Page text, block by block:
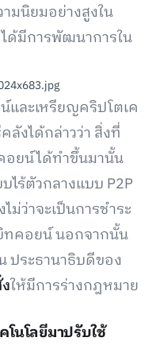
มนิยมอย่างสูงใน
ด้มีการพัฒนาการใน
ละเหรียญคริปโตเค
งได้กล่าวว่า สิ่งที่
อยน์ได้ทำขึ้นมานั้น
ไร้ตัวกลางแบบ P2P
ว่าจะเป็นการชำระ
ทคอยน์ นอกจากนั้น
ประธานาธิบดีของ
ให้มีการร่างกฎหมาย
โนโลยีมาปรับใช้